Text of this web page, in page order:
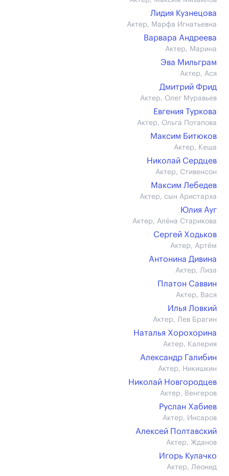
Лидия Кузнецова
Актер, Марфа Игнатьевна
Варвара Андреева
Актер, Марина
Эва Мильграм
Актер, Ася
Дмитрий Фрид
Актер, Олег Муравьев
Евгения Туркова
Актер, Ольга Потапова
Максим Битюков
Актер, Кеша
Николай Сердцев
Актер, Стивенсон
Максим Лебедев
Актер, сын Аристарха
Юлия Ауг
Актер, Алёна Старикова
Сергей Ходьков
Актер, Артём
Антонина Дивина
Актер, Лиза
Платон Саввин
Актер, Вася
Илья Ловкий
Актер, Лев Брагин
Наталья Хорохорина
Актер, Калерия
Александр Галибин
Актер, Никишкин
Николай Новгородцев
Актер, Венгеров
Руслан Хабиев
Актер, Инсаров
Алексей Полтавский
Актер, Жданов
Игорь Кулачко
Актер, Леонид